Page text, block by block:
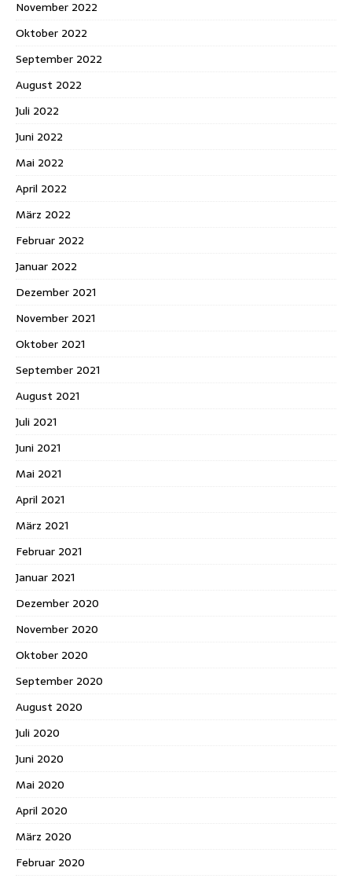
November 2022
Oktober 2022
September 2022
August 2022
Juli 2022
Juni 2022
Mai 2022
April 2022
März 2022
Februar 2022
Januar 2022
Dezember 2021
November 2021
Oktober 2021
September 2021
August 2021
Juli 2021
Juni 2021
Mai 2021
April 2021
März 2021
Februar 2021
Januar 2021
Dezember 2020
November 2020
Oktober 2020
September 2020
August 2020
Juli 2020
Juni 2020
Mai 2020
April 2020
März 2020
Februar 2020